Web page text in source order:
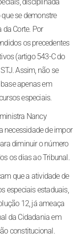
se demonstre
Corte. Por
os precedentes
(artigo 543-C do
Assim, não se
apenas em
especiais.
Nancy
necessidade de impor
diminuir o número
os dias ao Tribunal.
que a atividade de
especiais estaduais,
12, já ameaça
da Cidadania em
constitucional.